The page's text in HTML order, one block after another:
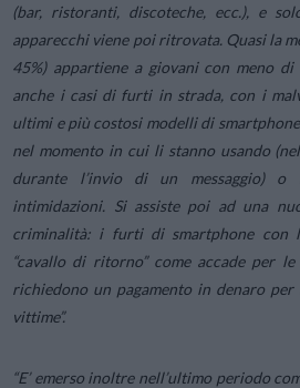
(bar, ristoranti, discoteche, ecc.), e
apparecchi viene poi ritrovata. Quasi la
45%) appartiene a giovani con meno
anche i casi di furti in strada, con i
ultimi e più costosi modelli di
nel momento in cui li stanno usando
durante l’invio di un messaggio) o
intimidazioni. Si assiste poi ad una
criminalità: i furti di smartphone con
“cavallo di ritorno” come accade per
richiedono un pagamento in denaro
vittime”.
“E’ emerso inoltre nell’ultimo periodo